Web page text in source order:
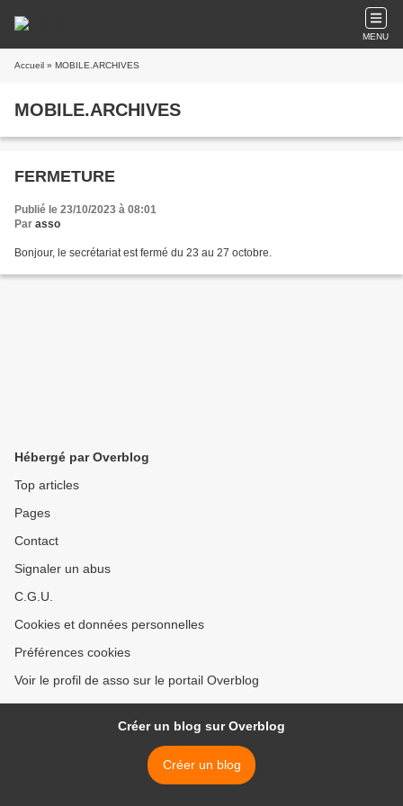
MENU
Accueil » MOBILE.ARCHIVES
MOBILE.ARCHIVES
FERMETURE
Publié le 23/10/2023 à 08:01
Par asso
Bonjour, le secrétariat est fermé du 23 au 27 octobre.
Hébergé par Overblog
Top articles
Pages
Contact
Signaler un abus
C.G.U.
Cookies et données personnelles
Préférences cookies
Voir le profil de asso sur le portail Overblog
Créer un blog sur Overblog
Créer un blog